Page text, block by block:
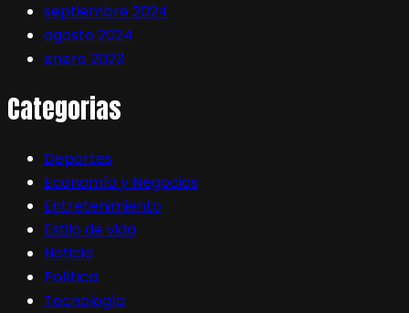
septiembre 2024
agosto 2024
enero 2023
Categorias
Deportes
Economía y Negocios
Entretenimiento
Estilo de vida
Noticia
Política
Tecnología